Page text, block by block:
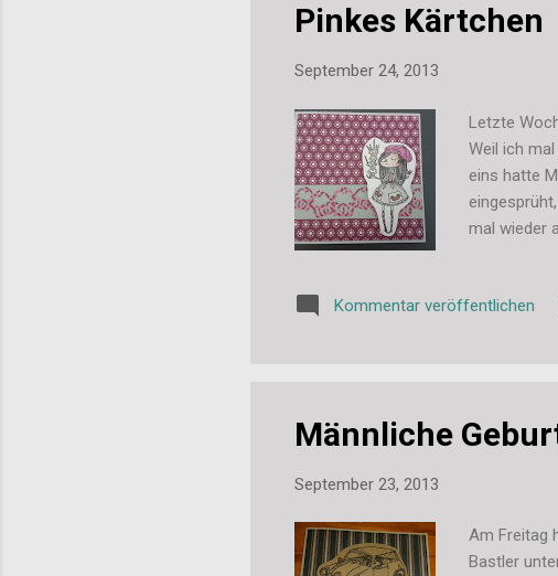
Pinkes Kärtchen
September 24, 2013
Letzte
Weil ich
eins hatte
mal wieder
hier noch
Kommentar veröffentlichen
Männliche
September 23, 2013
Am Freitag
Bastler